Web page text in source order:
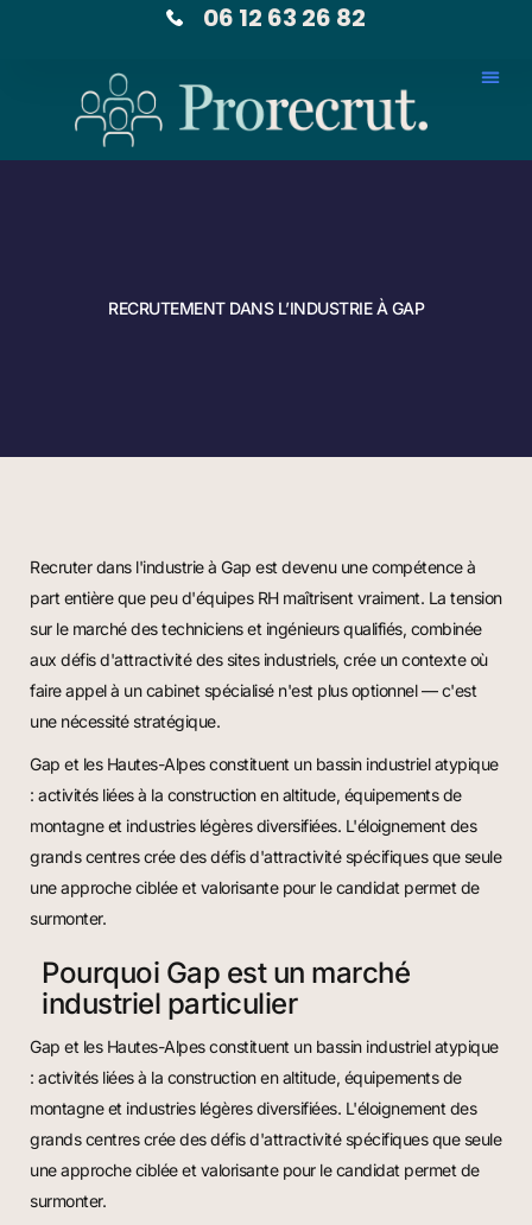
06 12 63 26 82
RECRUTEMENT DANS L’INDUSTRIE À GAP
Recruter dans l'industrie à Gap est devenu une compétence à
part entière que peu d'équipes RH maîtrisent vraiment. La tension
sur le marché des techniciens et ingénieurs qualifiés, combinée
aux défis d'attractivité des sites industriels, crée un contexte où
faire appel à un cabinet spécialisé n'est plus optionnel — c'est
une nécessité stratégique.
Gap et les Hautes-Alpes constituent un bassin industriel atypique
: activités liées à la construction en altitude, équipements de
montagne et industries légères diversifiées. L'éloignement des
grands centres crée des défis d'attractivité spécifiques que seule
une approche ciblée et valorisante pour le candidat permet de
surmonter.
Pourquoi Gap est un marché
industriel particulier
Gap et les Hautes-Alpes constituent un bassin industriel atypique
: activités liées à la construction en altitude, équipements de
montagne et industries légères diversifiées. L'éloignement des
grands centres crée des défis d'attractivité spécifiques que seule
une approche ciblée et valorisante pour le candidat permet de
surmonter.